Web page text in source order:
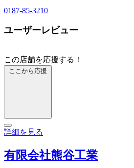
0187-85-3210
ユーザーレビュー
この店舗を応援する！
ここから応援
詳細を見る
有限会社熊谷工業